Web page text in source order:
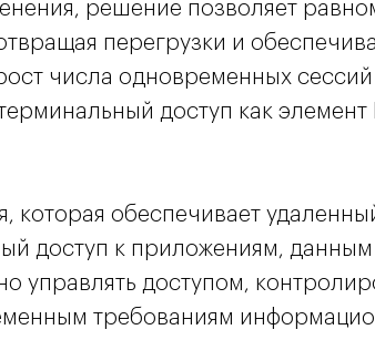
решение позволяет
перегрузки и
числа одновременных
доступ как элемент
которая обеспечивает
доступ к приложениям, данным
управлять доступом,
требованиям